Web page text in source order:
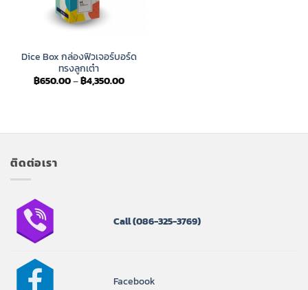
Dice Box กล่องฟิวเจอร์บอร์ด
ทรงลูกเต๋า
฿650.00–฿4,350.00Price
ติดต่อเรา
Call(086-325-3769)
Facebook